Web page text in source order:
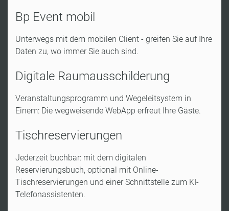
Bp Event mobil
Unterwegs mit dem mobilen Client - greifen Sie auf Ihre
Daten zu, wo immer Sie auch sind​.
Digitale Raumausschilderung
Veranstaltungsprogramm und Wegeleitsystem in
Einem: Die wegweisende WebApp erfreut Ihre Gäste.
Tischreservierungen
Jederzeit buchbar: mit dem digitalen
Reservierungsbuch, optional mit Online-
Tischreservierungen und einer Schnittstelle zum KI-
Telefonassistenten.